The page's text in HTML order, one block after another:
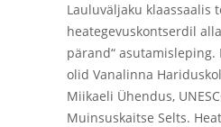
Lauluväljaku klaassaalis
heategevuskontserdil
pärand“ asutamisleping.
olid Vanalinna
Miikaeli Ühendus,
Muinsuskaitse Selts.